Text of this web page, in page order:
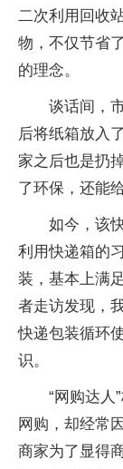
二次利用回收
物，不仅节省
的理念。
谈话间，
后将纸箱放入
家之后也是扔
了环保，还能
如今，该
利用快递箱的
装，基本上满
者走访发现，
快递包装循环
识。
“网购达人
网购，却经常
商家为了显得